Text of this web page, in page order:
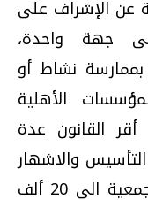
عن الإشراف على
جهة واحدة،
بممارسة نشاط أو
الأهلية
القانون عدة
والاشهار
منها خفض رأس مال تأسيس الجمعية الى 20 ألف